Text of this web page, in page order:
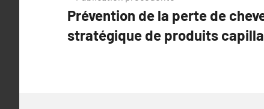
de
l’article
Prévention de la perte de
stratégique de produits